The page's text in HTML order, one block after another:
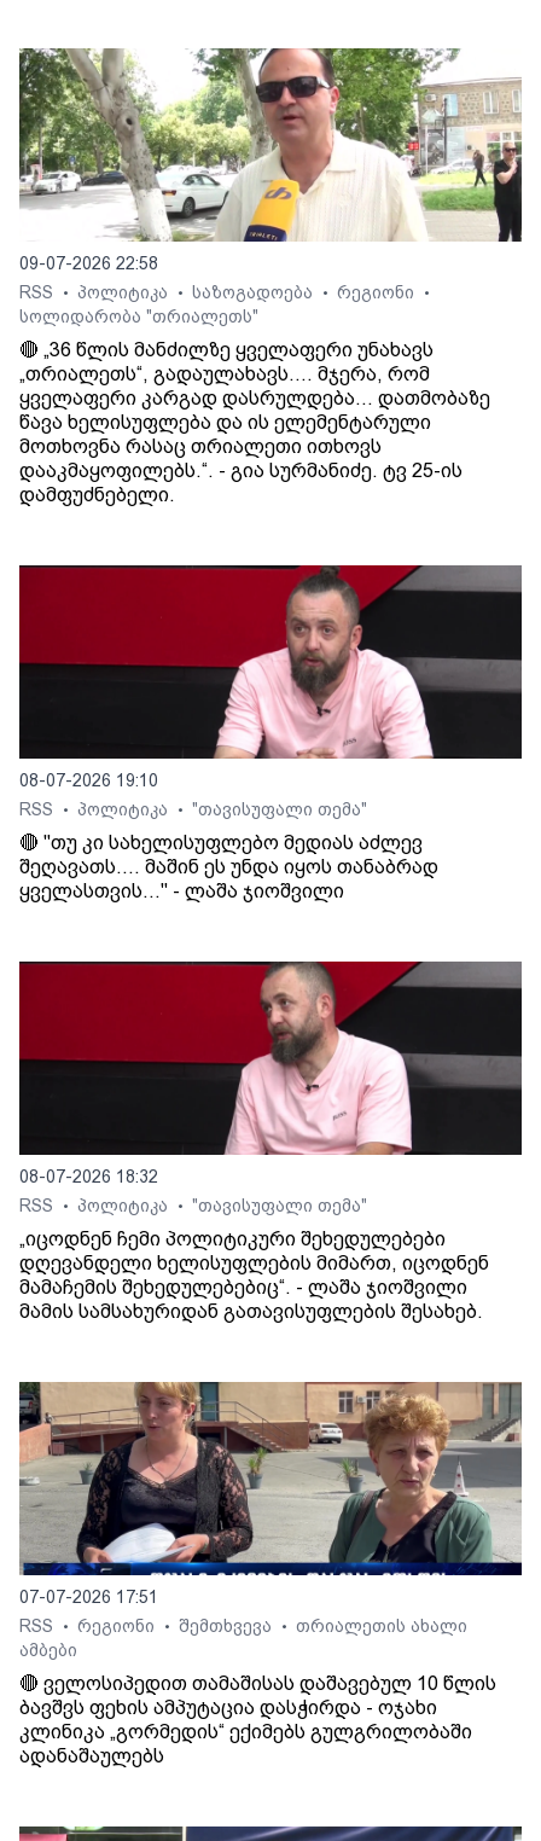
09-07-2026 22:58
RSS
• პოლიტიკა • საზოგადოება • რეგიონი •
სოლიდარობა "თრიალეთს"
🔴 „36 წლის მანძილზე ყველაფერი უნახავს
„თრიალეთს“, გადაულახავს.... მჯერა, რომ
ყველაფერი კარგად დასრულდება... დათმობაზე
წავა ხელისუფლება და ის ელემენტარული
მოთხოვნა რასაც თრიალეთი ითხოვს
დააკმაყოფილებს.“. - გია სურმანიძე. ტვ 25-ის
დამფუძნებელი.
08-07-2026 19:10
RSS
• პოლიტიკა • "თავისუფალი თემა"
🔴 "თუ კი სახელისუფლებო მედიას აძლევ
შეღავათს.... მაშინ ეს უნდა იყოს თანაბრად
ყველასთვის..." - ლაშა ჯიოშვილი
08-07-2026 18:32
RSS
• პოლიტიკა • "თავისუფალი თემა"
„იცოდნენ ჩემი პოლიტიკური შეხედულებები
დღევანდელი ხელისუფლების მიმართ, იცოდნენ
მამაჩემის შეხედულებებიც“. - ლაშა ჯიოშვილი
მამის სამსახურიდან გათავისუფლების შესახებ.
07-07-2026 17:51
RSS
• რეგიონი • შემთხვევა • თრიალეთის ახალი
ამბები
🔴 ველოსიპედით თამაშისას დაშავებულ 10 წლის
ბავშვს ფეხის ამპუტაცია დასჭირდა - ოჯახი
კლინიკა „გორმედის“ ექიმებს გულგრილობაში
ადანაშაულებს